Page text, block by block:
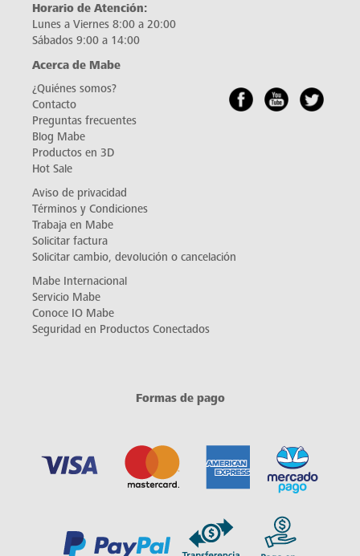
Horario de Atención:
Lunes a Viernes 8:00 a 20:00
Sábados 9:00 a 14:00
Acerca de Mabe
¿Quiénes somos?
Contacto
Preguntas frecuentes
Blog Mabe
Productos en 3D
Hot Sale
Aviso de privacidad
Términos y Condiciones
Trabaja en Mabe
Solicitar factura
Solicitar cambio, devolución o cancelación
Mabe Internacional
Servicio Mabe
Conoce IO Mabe
Seguridad en Productos Conectados
Formas de pago